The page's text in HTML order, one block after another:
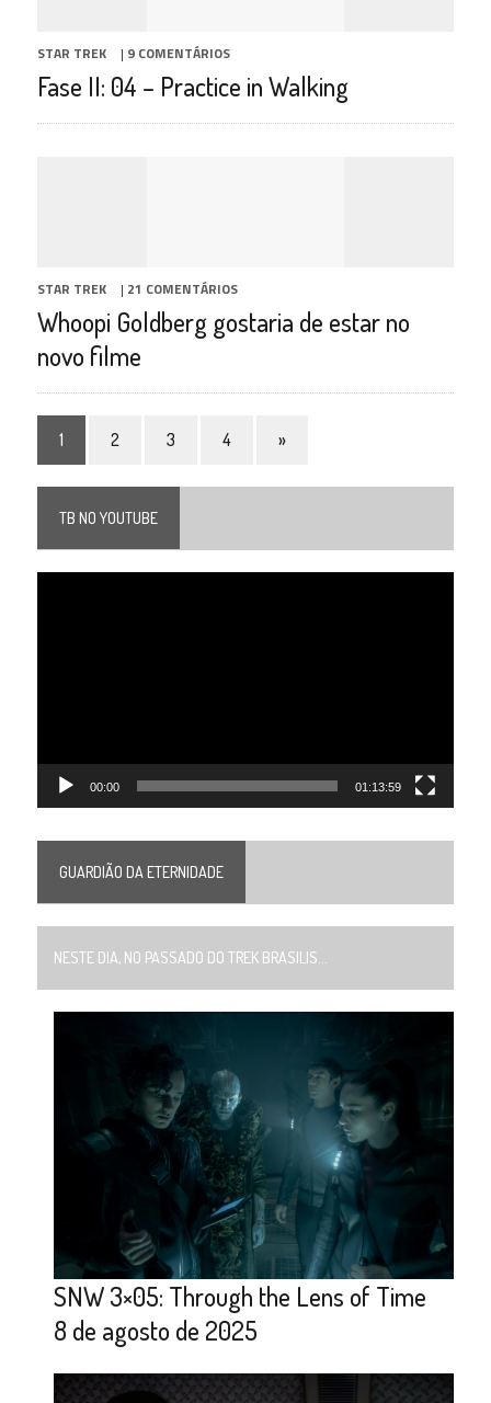
STAR TREK | 9 COMENTÁRIOS
Fase II: 04 – Practice in Walking
STAR TREK | 21 COMENTÁRIOS
Whoopi Goldberg gostaria de estar no
novo filme
1 2 3 4 »
TB NO YOUTUBE
00:00 01:13:59
GUARDIÃO DA ETERNIDADE
NESTE DIA, NO PASSADO DO TREK BRASILIS...
SNW 3×05: Through the Lens of Time
8 de agosto de 2025